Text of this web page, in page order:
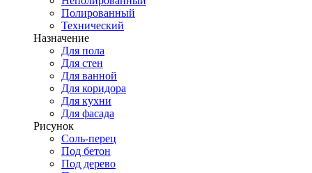
Полированный
Технический
Назначение
Для пола
Для стен
Для ванной
Для коридора
Для кухни
Для фасада
Рисунок
Соль-перец
Под бетон
Под дерево